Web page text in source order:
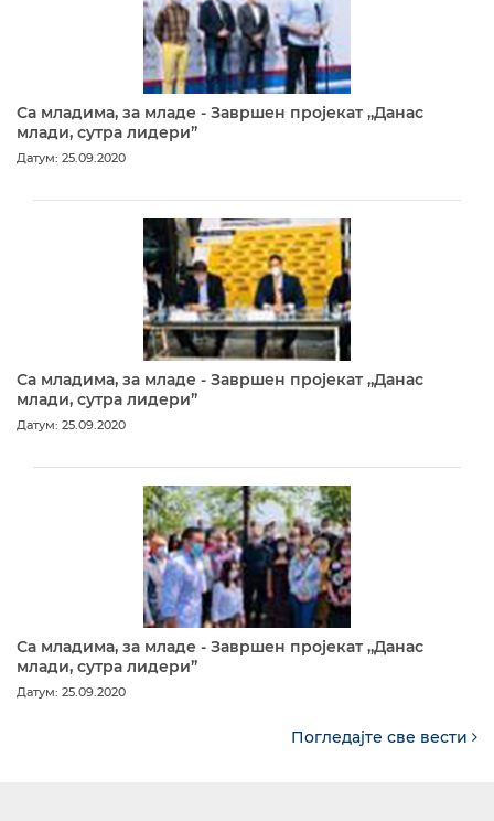
Са младима, за младе - Завршен пројекат „Данас
млади, сутра лидери”
Датум: 25.09.2020
Са младима, за младе - Завршен пројекат „Данас
млади, сутра лидери”
Датум: 25.09.2020
Са младима, за младе - Завршен пројекат „Данас
млади, сутра лидери”
Датум: 25.09.2020
Погледајте све вести